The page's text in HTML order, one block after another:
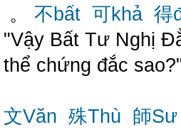
。 不bất 可khả 得
"Vậy Bất Tư Nghị
thể chứng đắc
文Văn 殊Thù 師Sư